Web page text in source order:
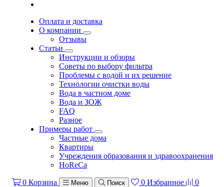
Оплата и доставка
О компании
Отзывы
Статьи
Инструкции и обзоры
Советы по выбору фильтра
Проблемы с водой и их решение
Технологии очистки воды
Вода в частном доме
Вода и ЗОЖ
FAQ
Разное
Примеры работ
Частные дома
Квартиры
Учреждения образования и здравоохранения
HoReCa
0 Корзина Меню Поиск 0 Избранное
0